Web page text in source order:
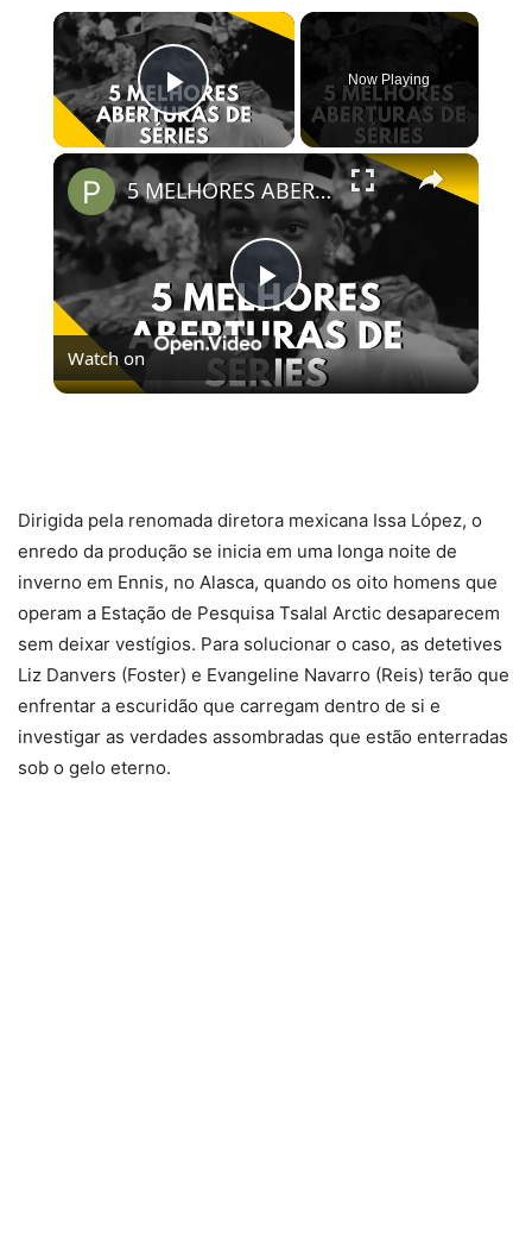
×
Play Video
Now Playing
×
Play
Video
5 MELHORES ABERTURAS DE SÉRIES | Pipocas Tv #13
Watch on
Dirigida pela renomada diretora mexicana Issa López, o
enredo da produção se inicia em uma longa noite de
inverno em Ennis, no Alasca, quando os oito homens que
operam a Estação de Pesquisa Tsalal Arctic desaparecem
sem deixar vestígios. Para solucionar o caso, as detetives
Liz Danvers (Foster) e Evangeline Navarro (Reis) terão que
enfrentar a escuridão que carregam dentro de si e
investigar as verdades assombradas que estão enterradas
sob o gelo eterno.